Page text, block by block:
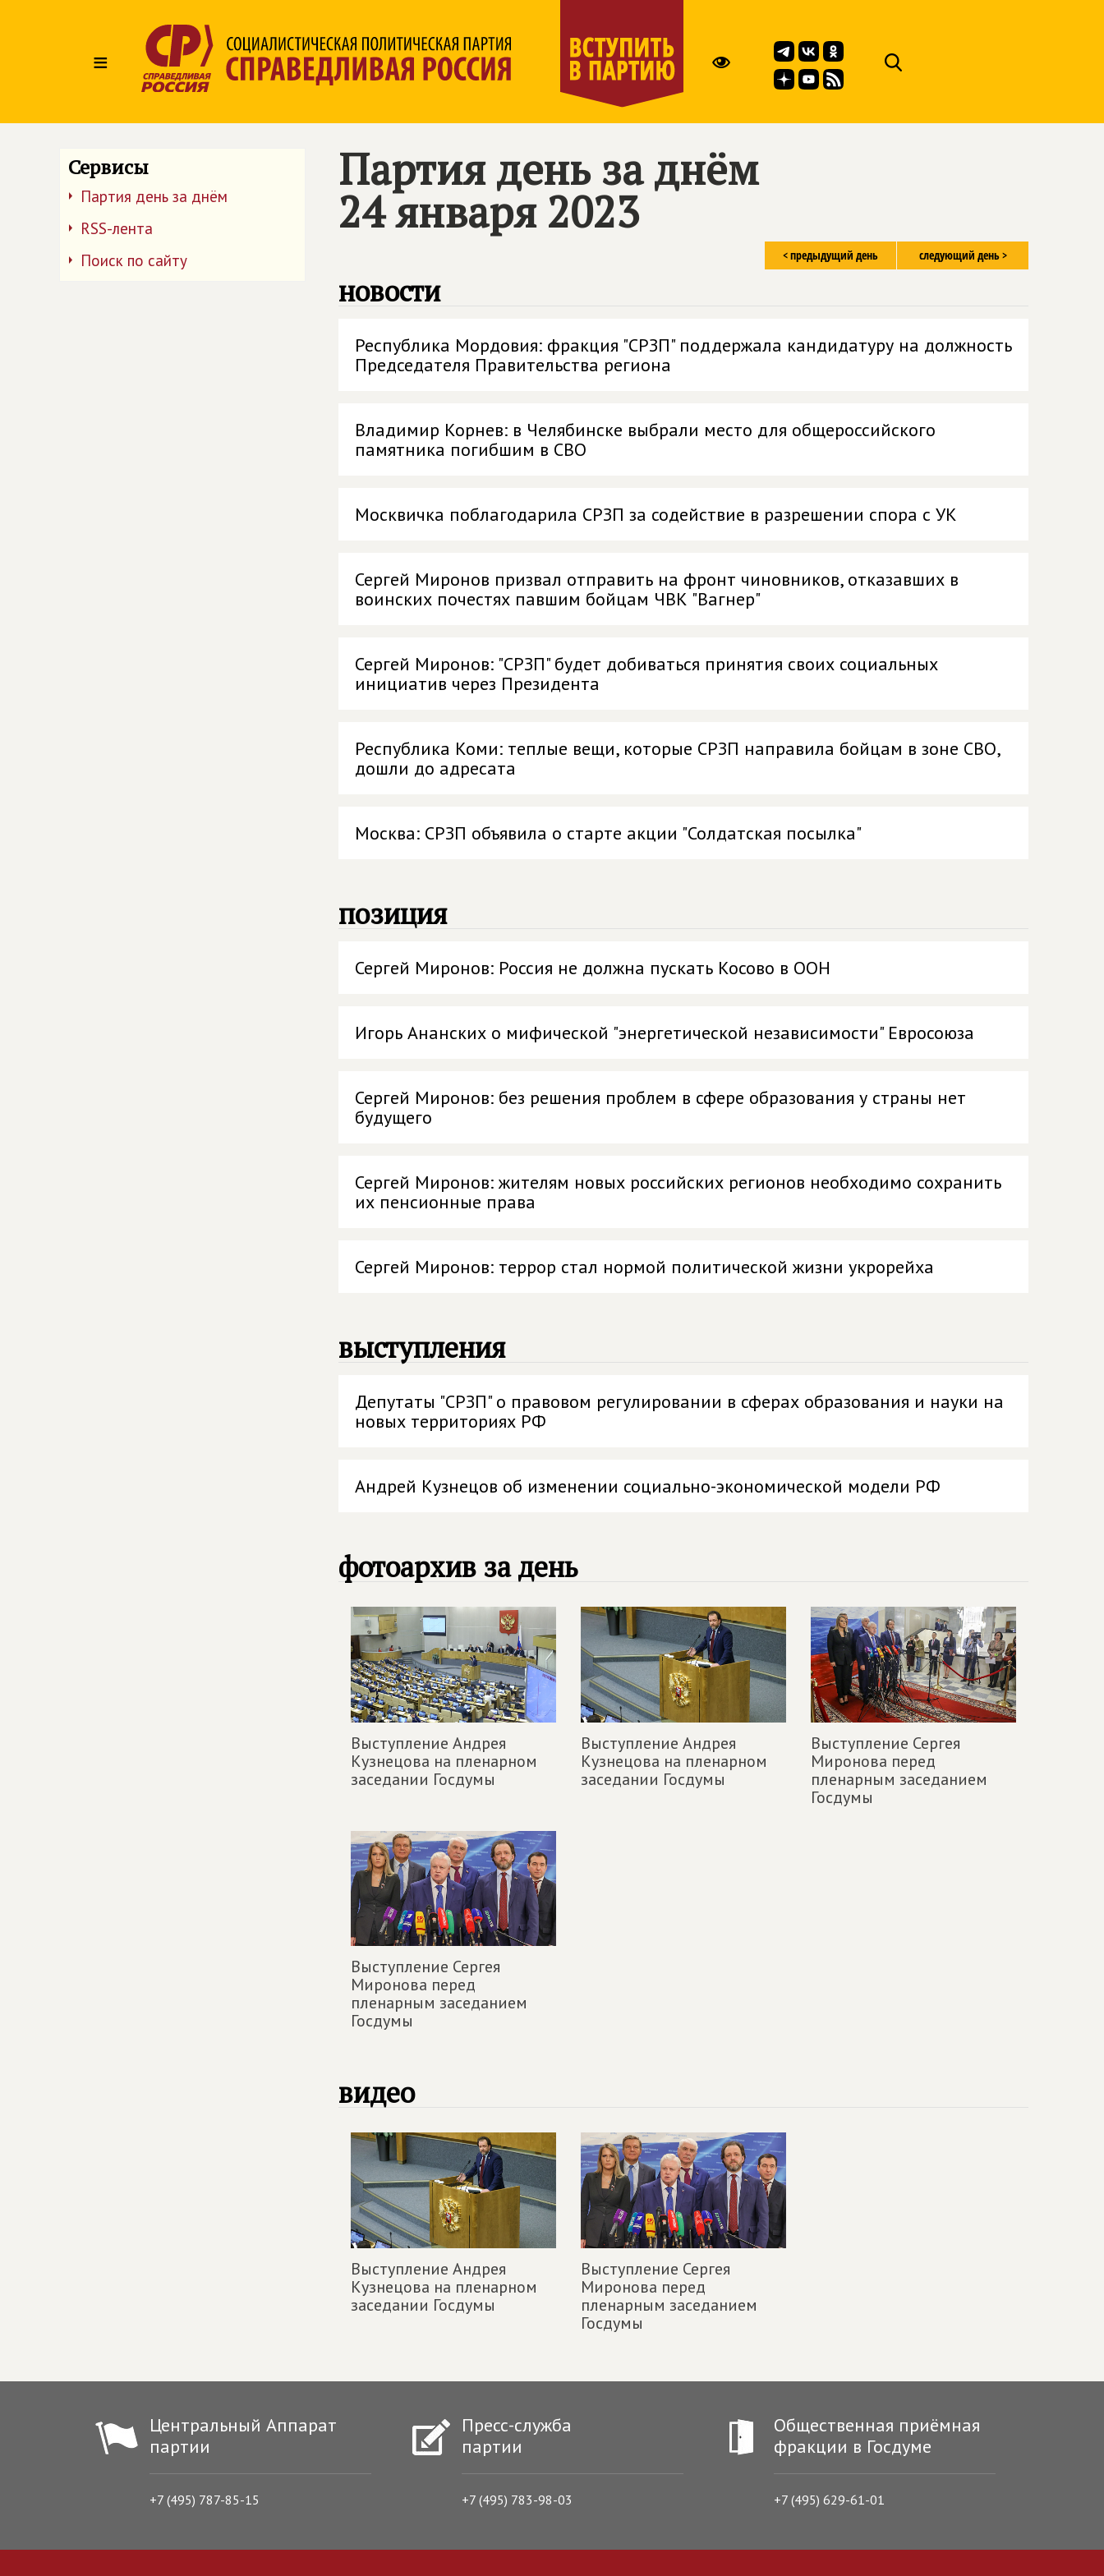
≡
Сервисы
Партия день за днём
RSS-лента
Поиск по сайту
Партия день за днём
24 января 2023
следующий день >
< предыдущий день
новости
Республика Мордовия: фракция "СРЗП" поддержала кандидатуру на должность
Председателя Правительства региона
Владимир Корнев: в Челябинске выбрали место для общероссийского
памятника погибшим в СВО
Москвичка поблагодарила СРЗП за содействие в разрешении спора с УК
Сергей Миронов призвал отправить на фронт чиновников, отказавших в
воинских почестях павшим бойцам ЧВК "Вагнер"
Сергей Миронов: "СРЗП" будет добиваться принятия своих социальных
инициатив через Президента
Республика Коми: теплые вещи, которые СРЗП направила бойцам в зоне СВО,
дошли до адресата
Москва: СРЗП объявила о старте акции "Солдатская посылка"
позиция
Сергей Миронов: Россия не должна пускать Косово в ООН
Игорь Ананских о мифической "энергетической независимости" Евросоюза
Сергей Миронов: без решения проблем в сфере образования у страны нет
будущего
Сергей Миронов: жителям новых российских регионов необходимо сохранить
их пенсионные права
Сергей Миронов: террор стал нормой политической жизни укрорейха
выступления
Депутаты "СРЗП" о правовом регулировании в сферах образования и науки на
новых территориях РФ
Андрей Кузнецов об изменении социально-экономической модели РФ
фотоархив за день
Выступление Андрея
Кузнецова на пленарном
заседании Госдумы
Выступление Андрея
Кузнецова на пленарном
заседании Госдумы
Выступление Сергея
Миронова перед
пленарным заседанием
Госдумы
Выступление Сергея
Миронова перед
пленарным заседанием
Госдумы
видео
Выступление Андрея
Кузнецова на пленарном
заседании Госдумы
Выступление Сергея
Миронова перед
пленарным заседанием
Госдумы
Центральный Аппарат
партии
+7 (495) 787-85-15
Пресс-служба
партии
+7 (495) 783-98-03
Общественная приёмная
фракции в Госдуме
+7 (495) 629-61-01